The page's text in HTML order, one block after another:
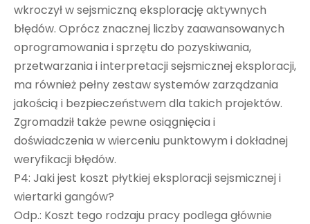
wkroczył w sejsmiczną eksplorację aktywnych
błędów. Oprócz znacznej liczby zaawansowanych
oprogramowania i sprzętu do pozyskiwania,
przetwarzania i interpretacji sejsmicznej eksploracji,
ma również pełny zestaw systemów zarządzania
jakością i bezpieczeństwem dla takich projektów.
Zgromadził także pewne osiągnięcia i
doświadczenia w wierceniu punktowym i dokładnej
weryfikacji błędów.
P4: Jaki jest koszt płytkiej eksploracji sejsmicznej i
wiertarki gangów?
Odp.: Koszt tego rodzaju pracy podlega głównie